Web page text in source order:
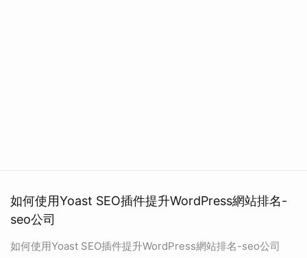
如何使用Yoast SEO插件提升WordPress網站排名-
seo公司
如何使用Yoast SEO插件提升WordPress網站排名-seo公司